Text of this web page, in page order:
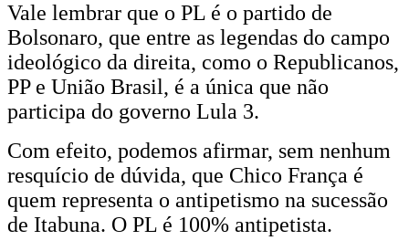
Vale lembrar que o PL é o partido de
Bolsonaro, que entre as legendas do campo
ideológico da direita, como o Republicanos,
PP e União Brasil, é a única que não
participa do governo Lula 3.
Com efeito, podemos afirmar, sem nenhum
resquício de dúvida, que Chico França é
quem representa o antipetismo na sucessão
de Itabuna. O PL é 100% antipetista.